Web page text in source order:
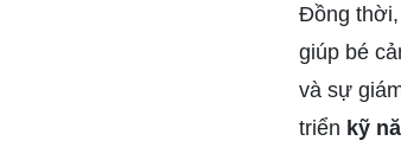
Đồng thời,
giúp bé
và sự
triển kỹ